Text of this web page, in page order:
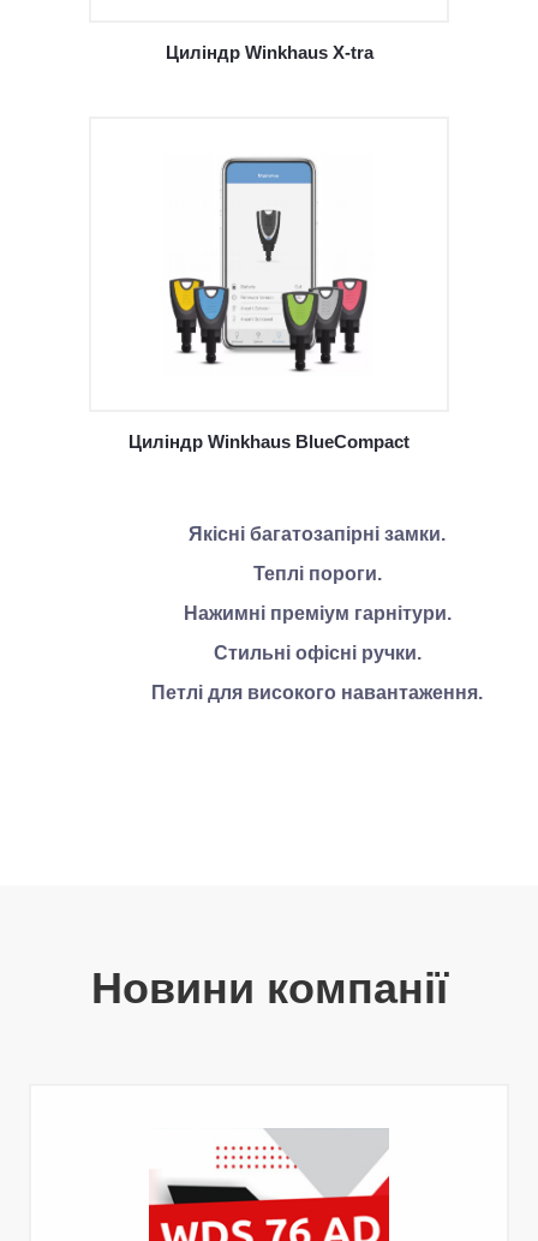
Циліндр Winkhaus X-tra
Циліндр Winkhaus BlueCompact
Якісні багатозапірні замки.
Теплі пороги.
Нажимні преміум гарнітури.
Стильні офісні ручки.
Петлі для високого навантаження.
Новини компанії